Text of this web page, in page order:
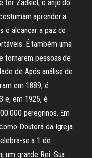
ter Zadkiel, o anjo do
aprender a
e alcançar a paz de
É também uma
tornarem pessoas de
de Após análise de
em 1889, é
e, em 1925, é
peregrinos. Em
Doutora da Igreja
se a 1 de
um grande Rei. Sua